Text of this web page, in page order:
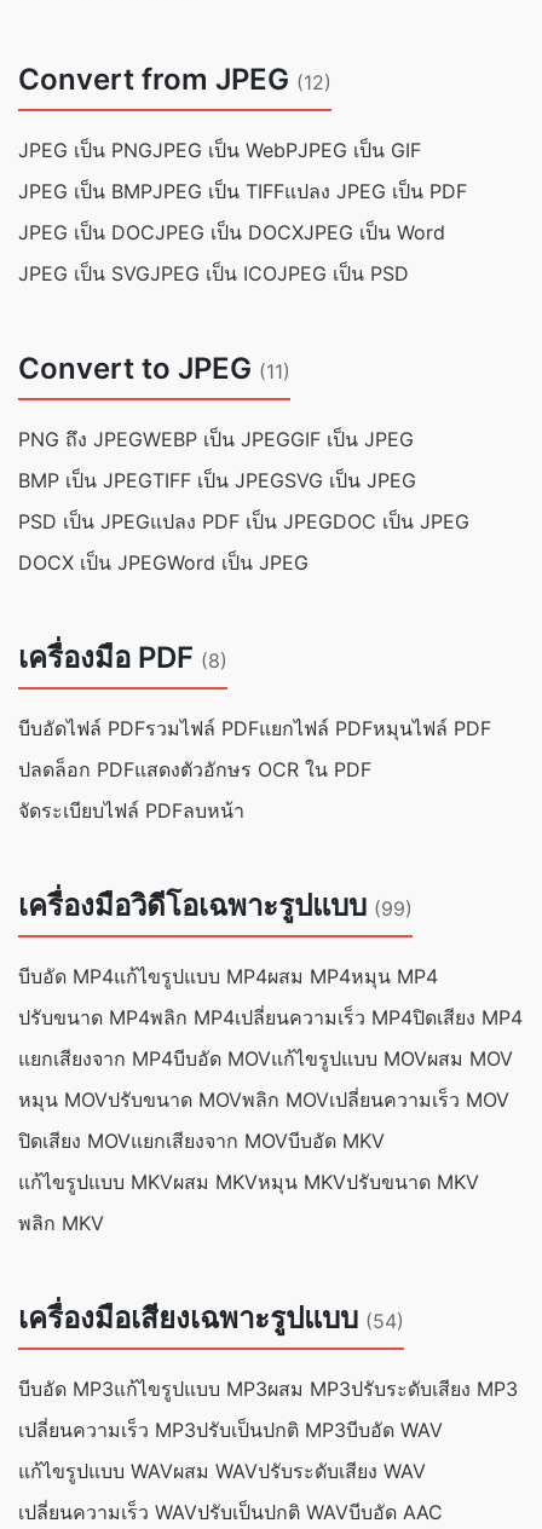
Convert from JPEG (12)
JPEG เป็น PNGJPEG เป็น WebPJPEG เป็น GIF
JPEG เป็น BMPJPEG เป็น TIFFแปลง JPEG เป็น PDF
JPEG เป็น DOCJPEG เป็น DOCXJPEG เป็น Word
JPEG เป็น SVGJPEG เป็น ICOJPEG เป็น PSD
Convert to JPEG (11)
PNG ถึง JPEGWEBP เป็น JPEGGIF เป็น JPEG
BMP เป็น JPEGTIFF เป็น JPEGSVG เป็น JPEG
PSD เป็น JPEGแปลง PDF เป็น JPEGDOC เป็น JPEG
DOCX เป็น JPEGWord เป็น JPEG
เครื่องมือ PDF (8)
บีบอัดไฟล์ PDFรวมไฟล์ PDFแยกไฟล์ PDFหมุนไฟล์ PDF
ปลดล็อก PDFแสดงตัวอักษร OCR ใน PDF
จัดระเบียบไฟล์ PDFลบหน้า
เครื่องมือวิดีโอเฉพาะรูปแบบ (99)
บีบอัด MP4แก้ไขรูปแบบ MP4ผสม MP4หมุน MP4
ปรับขนาด MP4พลิก MP4เปลี่ยนความเร็ว MP4ปิดเสียง MP4
แยกเสียงจาก MP4บีบอัด MOVแก้ไขรูปแบบ MOVผสม MOV
หมุน MOVปรับขนาด MOVพลิก MOVเปลี่ยนความเร็ว MOV
ปิดเสียง MOVแยกเสียงจาก MOVบีบอัด MKV
แก้ไขรูปแบบ MKVผสม MKVหมุน MKVปรับขนาด MKV
พลิก MKV
เครื่องมือเสียงเฉพาะรูปแบบ (54)
บีบอัด MP3แก้ไขรูปแบบ MP3ผสม MP3ปรับระดับเสียง MP3
เปลี่ยนความเร็ว MP3ปรับเป็นปกติ MP3บีบอัด WAV
แก้ไขรูปแบบ WAVผสม WAVปรับระดับเสียง WAV
เปลี่ยนความเร็ว WAVปรับเป็นปกติ WAVบีบอัด AAC